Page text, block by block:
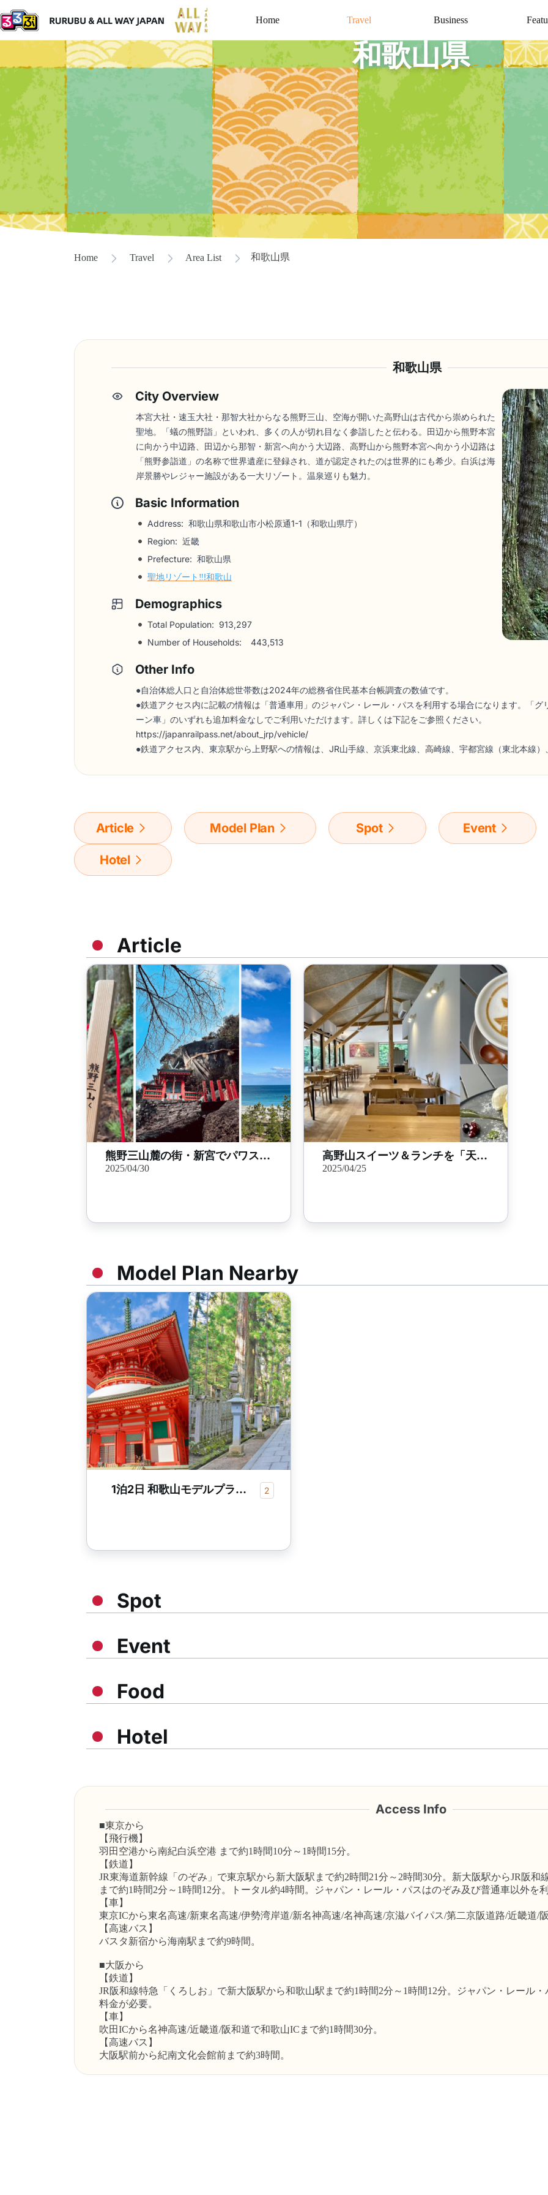
Home Travel Business
和歌山県
Home Travel Area List 和歌山県
和歌山県
City Overview
本宮大社・速玉大社・那智大社からなる熊野三山、空海が開いた高野山は古代から崇められた
聖地。「蟻の熊野詣」といわれ、多くの人が切れ目なく参詣したと伝わる。田辺から熊野本宮
に向かう中辺路、田辺から那智・新宮へ向かう大辺路、高野山から熊野本宮へ向かう小辺路は
「熊野参詣道」の名称で世界遺産に登録され、道が認定されたのは世界的にも希少。白浜は海
岸景勝やレジャー施設がある一大リゾート。温泉巡りも魅力。
Basic Information
Address: 和歌山県和歌山市小松原通1-1（和歌山県庁）
Region: 近畿
Prefecture: 和歌山県
聖地リゾート‼︎!和歌山
Demographics
Total Population: 913,297
Number of Households:
443,513
Other Info
●自治体総人口と自治体総世帯数は2024年の総務省住民基本台帳調査の数値です。
●鉄道アクセス内に記載の情報は「普通車用」のジャパン・レール・パスを利用する場合になります。「
ーン車」のいずれも追加料金なしでご利用いただけます。詳しくは下記をご参照ください。
https://japanrailpass.net/about_jrp/vehicle/
●鉄道アクセス内、東京駅から上野駅への情報は、JR山手線、京浜東北線、高崎線、宇都宮線（東北本線
Article Model Plan Spot Event
Hotel
Article
熊野三山麓の街・新宮でパワスポ詣。山と海の古道を歩く
2025/04/30
高野山スイーツ＆ランチを「天風てらす」で！ お香体験もできる癒やしスポット♪
2025/04/25
Model Plan Nearby
1泊2日 和歌山モデルプラン【高野山～熊野三山】 2
Spot
Event
Food
Hotel
Access Info
■東京から
【飛行機】
羽田空港から南紀白浜空港 まで約1時間10分～1時間15分。
【鉄道】
JR東海道新幹線「のぞみ」で東京駅から新大阪駅まで約2時間21分～2時間30分。新大阪駅からJR阪
まで約1時間2分～1時間12分。トータル約4時間。ジャパン・レール・パスはのぞみ及び普通車以外を
【車】
東京ICから東名高速/新東名高速/伊勢湾岸道/新名神高速/名神高速/京滋バイパス/第二京阪道路/近畿道/
【高速バス】
バスタ新宿から海南駅まで約9時間。
■大阪から
【鉄道】
JR阪和線特急「くろしお」で新大阪駅から和歌山駅まで約1時間2分～1時間12分。ジャパン・レール
料金が必要。
【車】
吹田ICから名神高速/近畿道/阪和道で和歌山ICまで約1時間30分。
【高速バス】
大阪駅前から紀南文化会館前まで約3時間。